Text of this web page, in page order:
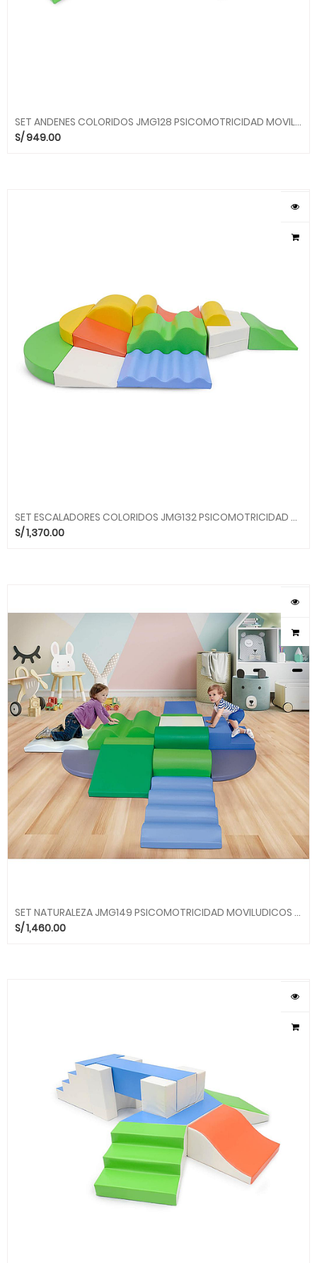
SET ANDENES COLORIDOS JMG128 PSICOMOTRICIDAD MOVILUDICOS MG MGO
S/949.00
SET ESCALADORES COLORIDOS JMG132 PSICOMOTRICIDAD MOVILUDICOS MGO
S/1,370.00
SET NATURALEZA JMG149 PSICOMOTRICIDAD MOVILUDICOS MGO
S/1,460.00